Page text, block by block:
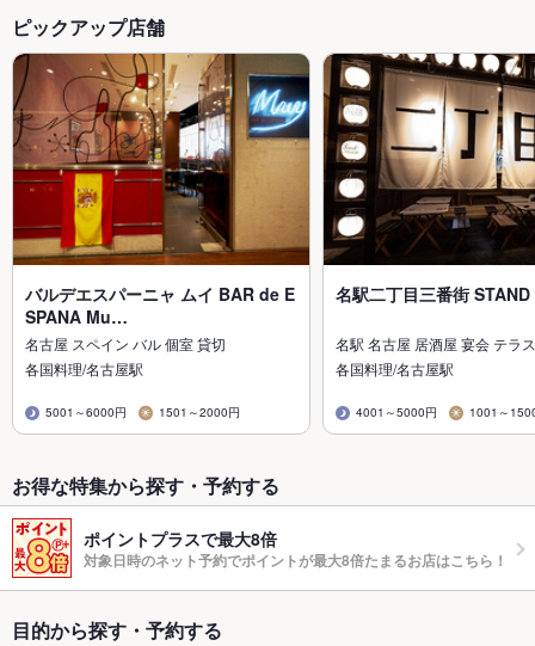
ピックアップ店舗
バルデエスパーニャ ムイ BAR de E
SPANA Mu…
名古屋 スペイン バル 個室 貸切
各国料理/名古屋駅
5001～6000円 1501～2000円
名駅二丁目三番街 STAND
名駅 名古屋 居酒屋 宴会 テラ
各国料理/名古屋駅
4001～5000円 1001～
お得な特集から探す・予約する
ポイントプラスで最大8倍
対象日時のネット予約でポイントが最大8倍たまるお店はこちら！
目的から探す・予約する